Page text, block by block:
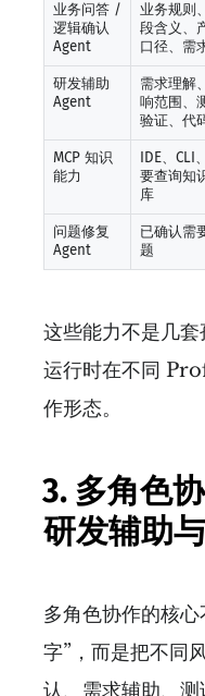
业务问答 /
逻辑确认
Agent
业务规则
段含义、
口径、需
研发辅助
Agent
需求理解
响范围、
验证、代
MCP 知识
能力
IDE、
要查询知
库
问题修复
Agent
已确认需
题
这些能力不是几
运行时在不同
作形态。
3. 多角色
研发辅助
多角色协作的核
字”，而是把不同
认、需求辅助、